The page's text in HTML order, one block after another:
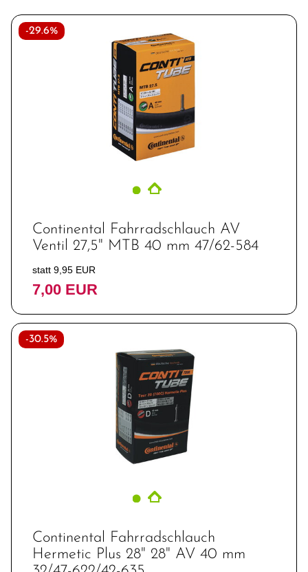
-29.6%
Continental Fahrradschlauch AV
Ventil 27,5" MTB 40 mm 47/62-584
statt 9,95 EUR
7,00 EUR
-30.5%
Continental Fahrradschlauch
Hermetic Plus 28" 28" AV 40 mm